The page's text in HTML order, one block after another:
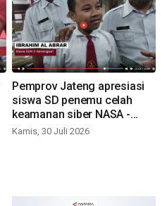
Pemprov Jateng apresiasi
siswa SD penemu celah
keamanan siber NASA -
VIDEO
Kamis, 30 Juli 2026